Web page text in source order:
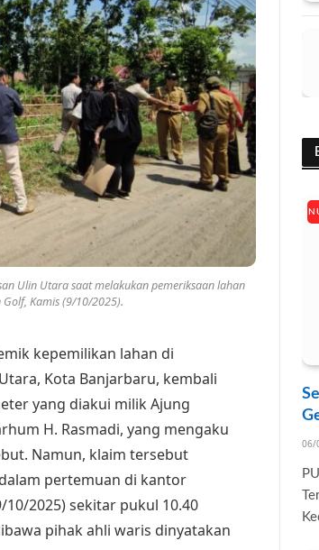
Ulin Utara saat melakukan pemeriksaan lahan
Kamis (9/10/2025).
kepemilikan lahan di
Kota Banjarbaru, kembali
yang diakui milik Ajung
H. Rasmadi, yang mengaku
Namun, klaim tersebut
pertemuan di kantor
2025) sekitar pukul 10.40
pihak ahli waris dinyatakan
06/